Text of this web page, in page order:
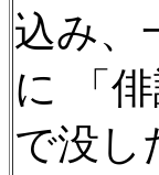
込み、
に 「
で没し